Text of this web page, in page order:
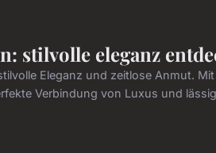
stilvolle eleganz
Eleganz und zeitlose Anmut.
Verbindung von Luxus und